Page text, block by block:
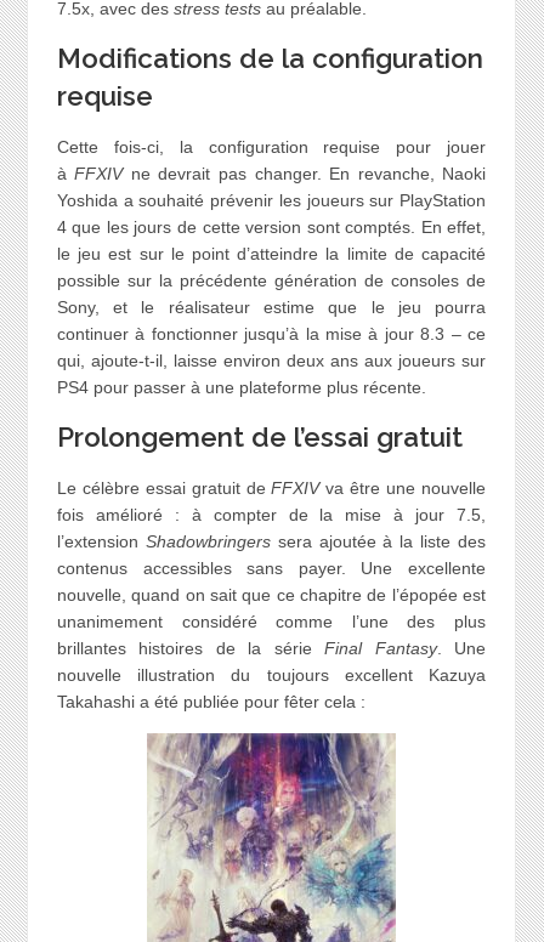
7.5x, avec des stress testsau préalable.
Modifications de la configuration
requise
Cette fois-ci, la configuration requise pour jouer
àFFXIVne devrait pas changer. En revanche, Naoki
Yoshida a souhaité prévenir les joueurs sur PlayStation
4 que les jours de cette version sont comptés. En effet,
le jeu est sur le point d’atteindre la limite de capacité
possible sur la précédente génération de consoles de
Sony, et le réalisateur estime que le jeu pourra
continuer à fonctionner jusqu’à la mise à jour 8.3 – ce
qui, ajoute-t-il, laisse environ deux ans aux joueurs sur
PS4 pour passer à une plateforme plus récente.
Prolongement de l’essai gratuit
Le célèbre essai gratuit deFFXIVva être une nouvelle
fois amélioré : à compter de la mise à jour 7.5,
l’extension Shadowbringerssera ajoutée à la liste des
contenus accessibles sans payer. Une excellente
nouvelle, quand on sait que ce chapitre de l’épopée est
unanimement considéré comme l’une des plus
brillantes histoires de la sérieFinal Fantasy. Une
nouvelle illustration du toujours excellent Kazuya
Takahashi a été publiée pour fêter cela :